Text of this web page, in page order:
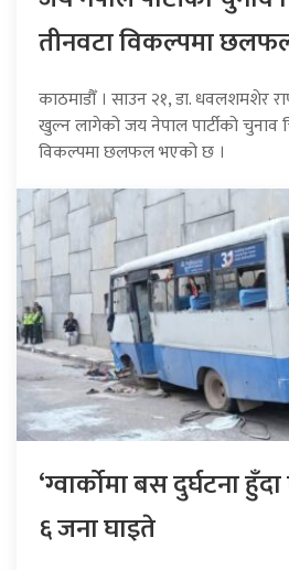
तीनवटा विकल्पमा
काठमाडौँ । साउन २१, डा. धवलशमशेर
खुल्न लागेको जय नेपाल पार्टीको चुनाव
विकल्पमा छलफल भएको छ ।
‘ग्वार्कोमा बस दुर्घटना
६ जना घाइते